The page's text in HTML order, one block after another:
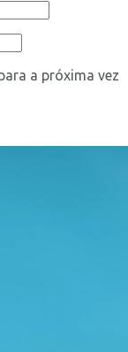
a próxima vez